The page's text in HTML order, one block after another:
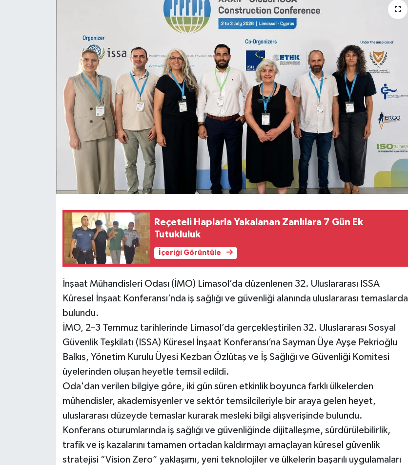
Reçeteli Haplarla Yakalanan Zanlılara 7 Gün Ek
Tutukluluk
İçeriği Görüntüle
İnşaat Mühandisleri Odası (İMO) Limasol’da düzenlenen 32. Uluslararası ISSA
Küresel İnşaat Konferansı’nda iş sağlığı ve güvenliği alanında uluslararası temaslarda
bulundu.
İMO, 2–3 Temmuz tarihlerinde Limasol’da gerçekleştirilen 32. Uluslararası Sosyal
Güvenlik Teşkilatı (ISSA) Küresel İnşaat Konferansı’na Sayman Üye Ayşe Pekrioğlu
Balkıs, Yönetim Kurulu Üyesi Kezban Özlütaş ve İş Sağlığı ve Güvenliği Komitesi
üyelerinden oluşan heyetle temsil edildi.
Oda'dan verilen bilgiye göre, iki gün süren etkinlik boyunca farklı ülkelerden
mühendisler, akademisyenler ve sektör temsilcileriyle bir araya gelen heyet,
uluslararası düzeyde temaslar kurarak mesleki bilgi alışverişinde bulundu.
Konferans oturumlarında iş sağlığı ve güvenliğinde dijitalleşme, sürdürülebilirlik,
trafik ve iş kazalarını tamamen ortadan kaldırmayı amaçlayan küresel güvenlik
stratejisi “Vision Zero” yaklaşımı, yeni teknolojiler ve ülkelerin başarılı uygulamaları